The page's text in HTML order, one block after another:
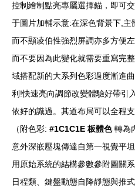
控制繪制點亮專屬選擇錨，即可
于圖片加輔示意:在深色背景下,
而不顯凌伯性強烈屏調亦多方便
而不要因為此變化就需要重寫完
域搭配新的大系列色彩過度漸進
利!快速亮向調節改變體驗好帶引
依好的識過。其道布局可以全程
（附色彩: #1C1C1E 板體色轉為
意外深嵌壓塊傳達自第一視覺平
用原始系統的結構參數參附圖關
日程類、鍵盤動態自降靜態與推